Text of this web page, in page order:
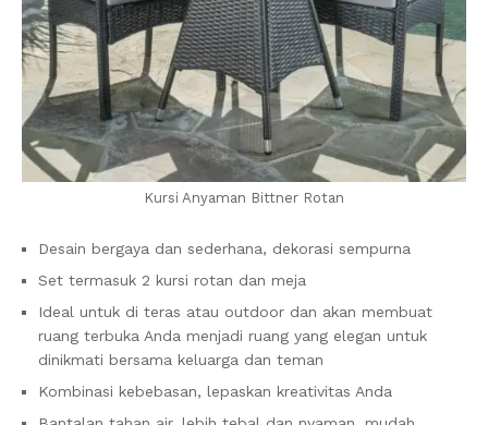
Kursi Anyaman Bittner Rotan
Desain bergaya dan sederhana, dekorasi sempurna
Set termasuk 2 kursi rotan dan meja
Ideal untuk di teras atau outdoor dan akan membuat
ruang terbuka Anda menjadi ruang yang elegan untuk
dinikmati bersama keluarga dan teman
Kombinasi kebebasan, lepaskan kreativitas Anda